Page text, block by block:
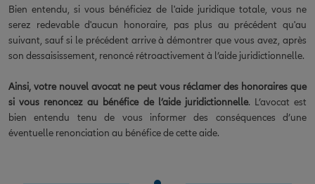
Bien entendu, si vous bénéficiez de l'aide juridique totale, vous ne
serez redevable d'aucun honoraire, pas plus au précédent qu'au
suivant, sauf si le précédent arrive à démontrer que vous avez, après
son dessaisissement, renoncé rétroactivement à l’aide juridictionnelle.
Ainsi, votre nouvel avocat ne peut vous réclamer des honoraires que
si vous renoncez au bénéfice de l’aide juridictionnelle. L’avocat est
bien entendu tenu de vous informer des conséquences d’une
éventuelle renonciation au bénéfice de cette aide.